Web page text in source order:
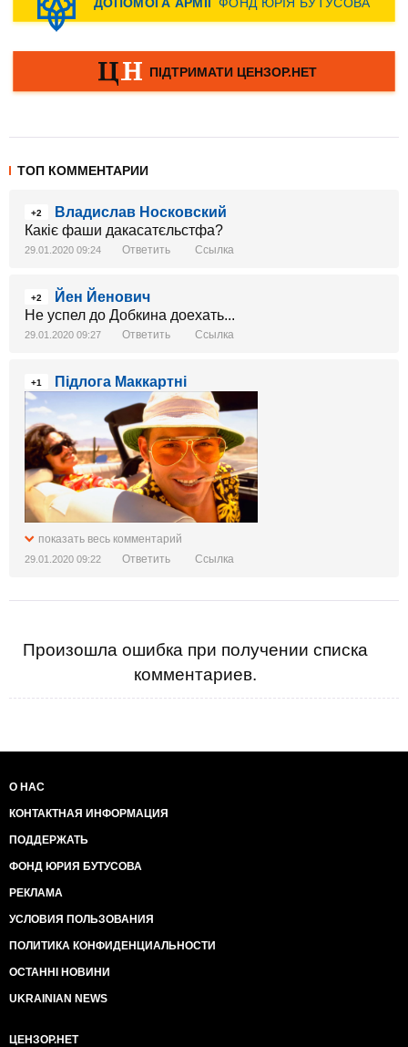
ТОП КОММЕНТАРИИ
+2
Владислав Носковский
Какіє фаши дакасатєльстфа?
29.01.2020 09:24 Ответить Ссылка
+2
Йен Йенович
Не успел до Добкина доехать...
29.01.2020 09:27 Ответить Ссылка
+1 Підлога Маккартні
показать весь комментарий
29.01.2020 09:22 Ответить Ссылка
Произошла ошибка при получении списка
комментариев.
О НАС
КОНТАКТНАЯ ИНФОРМАЦИЯ
ПОДДЕРЖАТЬ
ФОНД ЮРИЯ БУТУСОВА
РЕКЛАМА
УСЛОВИЯ ПОЛЬЗОВАНИЯ
ПОЛИТИКА КОНФИДЕНЦИАЛЬНОСТИ
ОСТАННІ НОВИНИ
UKRAINIAN NEWS
ЦЕНЗОР.НЕТ